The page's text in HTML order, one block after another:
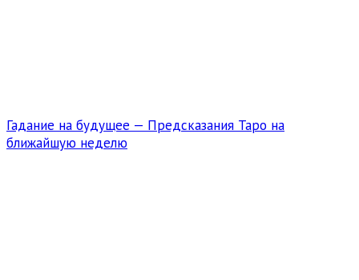
Гадание на будущее — Предсказания Таро на
ближайшую неделю